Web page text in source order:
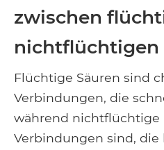
zwischen
nichtflüchtigen
Flüchtige Säuren sind
Verbindungen, die
während nichtflüchtige
Verbindungen sind, die